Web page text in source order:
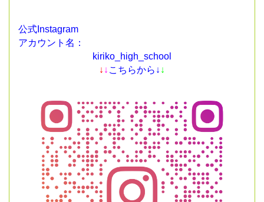
公式Instagram
アカウント名：
kiriko_high_school
↓ ↓ こちらから↓ ↓